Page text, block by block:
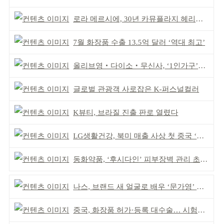
로라 메르시에, 30년 카뮤플라지 헤리티지 담아
7월 화장품 수출 13.5억 달러 ‘역대 최고’
올리브영‧다이소‧무신사, ‘1인가구’가 이끈다
글로벌 관광객 사로잡은 K-퍼스널컬러
K뷰티, 브라질 진출 판로 열렸다
LG생활건강, 북미 매출 사상 첫 중국 ‘추월’
동화약품, ‘후시다인’ 피부장벽 관리 초점 ‘리브랜딩’
나스, 브랜드 새 얼굴로 배우 ‘문가영’ 발탁
중국, 화장품 허가·등록 대수술… 시험자료 공용 허용